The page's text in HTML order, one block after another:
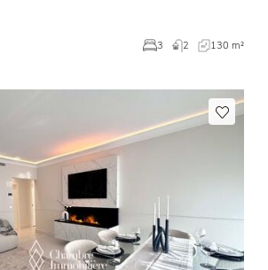
3 2 130 m²